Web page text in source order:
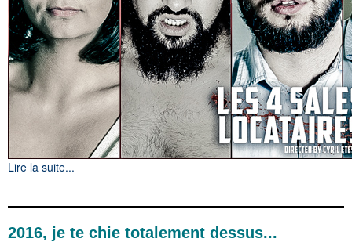
Lire la suite...
2016, je te chie totalement dessus...